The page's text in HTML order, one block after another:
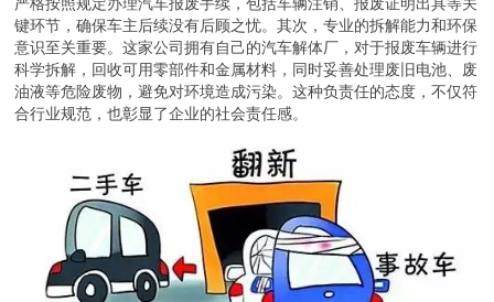
键环节，确保车主后续没有后顾之忧。其次，专业的拆解能力和环保
意识至关重要。这家公司拥有自己的汽车解体厂，对于报废车辆进行
科学拆解，回收可用零部件和金属材料，同时妥善处理废旧电池、废
油液等危险废物，避免对环境造成污染。这种负责任的态度，不仅符
合行业规范，也彰显了企业的社会责任感。